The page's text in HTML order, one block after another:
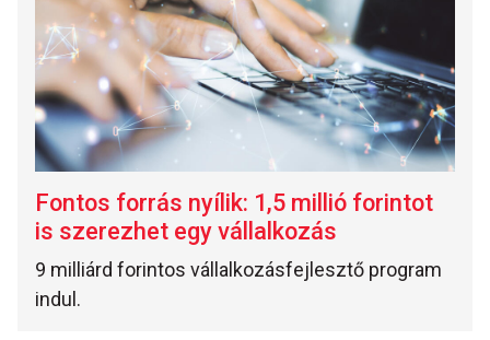
Fontos forrás nyílik: 1,5 millió forintot
is szerezhet egy vállalkozás
9 milliárd forintos vállalkozásfejlesztő program
indul.